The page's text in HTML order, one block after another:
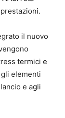
il nuovo
termici e
elementi
e agli